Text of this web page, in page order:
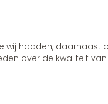
wij hadden, daarnaast
over de kwaliteit